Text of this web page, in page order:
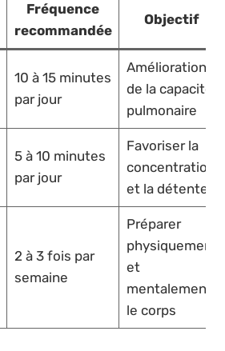
Fréquence
recommandée
Objectif
10 à 15 minutes
par jour
Amélioration
de la capacité
pulmonaire
5 à 10 minutes
par jour
Favoriser la
concentration
et la détente
2 à 3 fois par
semaine
Préparer
physiquement
et
mentalement
le corps